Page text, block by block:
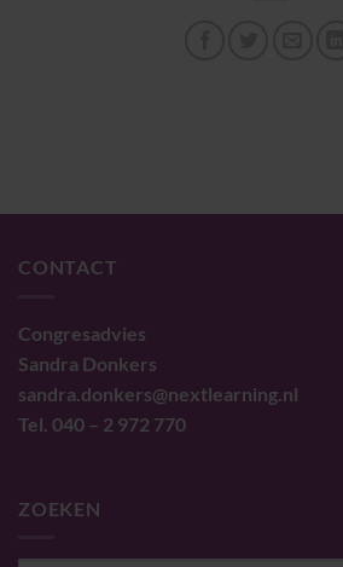
CONTACT
Congresadvies
Sandra Donkers
sandra.donkers@nextlearning.nl
Tel. 040 – 2 972 770
ZOEKEN